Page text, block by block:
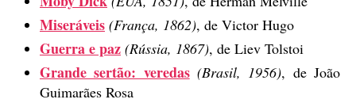
Miseráveis (França, 1862), de Victor Hugo
Guerra e paz (Rússia, 1867), de Liev Tolstoi
Grande sertão: veredas (Brasil, 1956), de João
Guimarães Rosa